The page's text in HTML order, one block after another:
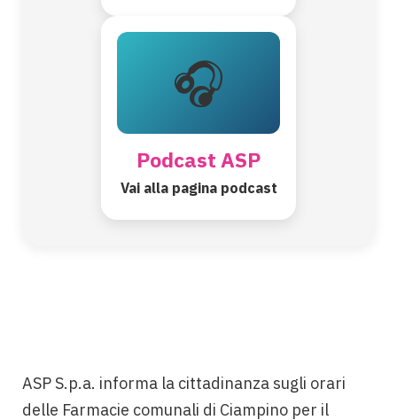
🎧
Podcast ASP
Vai alla pagina podcast
ASP S.p.a. informa la cittadinanza sugli orari
delle Farmacie comunali di Ciampino per il